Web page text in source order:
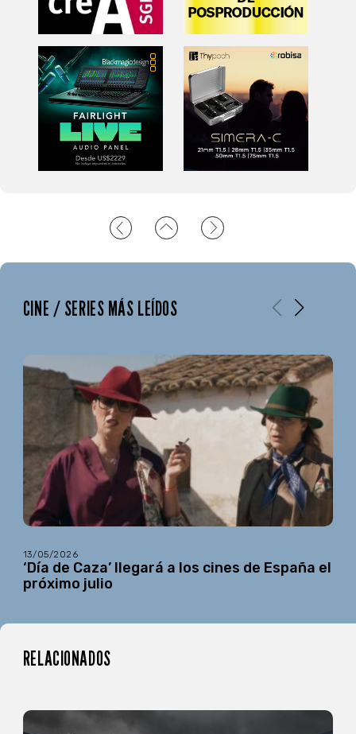
CINE / SERIES MÁS LEÍDOS
13/05/2026
‘Día de Caza’ llegará a los cines de España el
próximo julio
RELACIONADOS